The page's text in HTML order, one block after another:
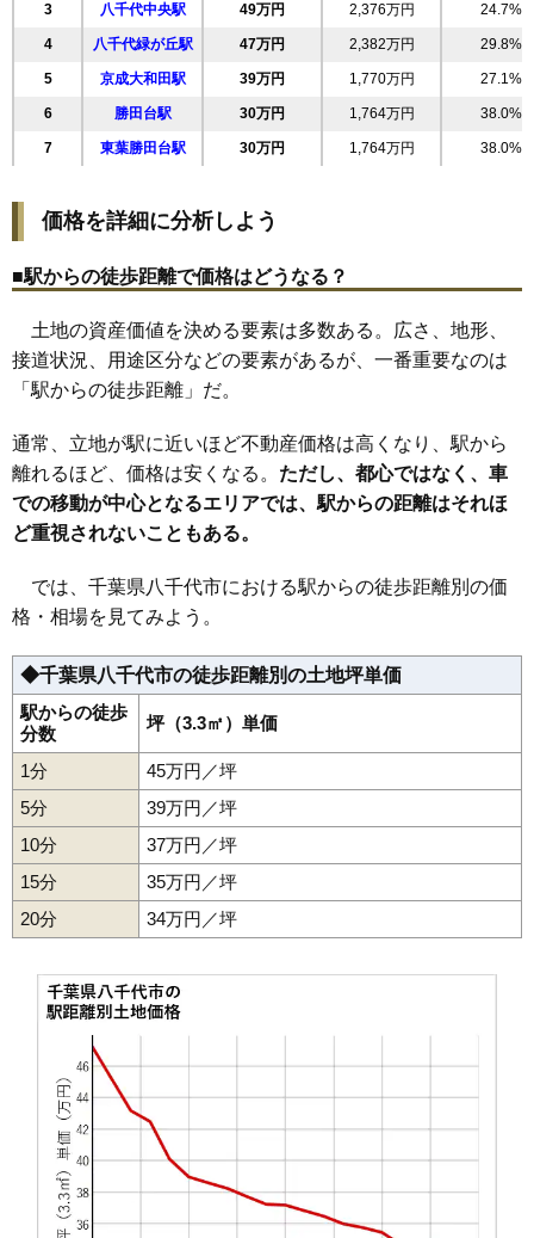
21 麦丸 22万円 1,061万円 20.7%
22 吉橋 21万円 1,728万円 12.1%
23 勝田 16万円 1,533万円 27.0%
24 大学町 15万円 1,206万円 14.9%
25 下高野 13万円 1,019万円 22.7%
27 桑橋 12万円
29 神野 9.5万円 626万円 5.9%
30 米本 8.6万円 1,062万円 10.0%
3 八千代中央駅 49万円 2,376万円 24.7%
4 八千代緑が丘駅 47万円 2,382万円 29.8%
5 京成大和田駅 39万円 1,770万円 27.1%
6 勝田台駅 30万円 1,764万円 38.0%
7 東葉勝田台駅 30万円 1,764万円 38.0%
価格を詳細に分析しよう
■駅からの徒歩距離で価格はどうなる？
土地の資産価値を決める要素は多数ある。広さ、地形、
接道状況、用途区分などの要素があるが、一番重要なのは
「駅からの徒歩距離」だ。
通常、立地が駅に近いほど不動産価格は高くなり、駅から
離れるほど、価格は安くなる。 ただし、都心ではなく、車
での移動が中心となるエリアでは、駅からの距離はそれほ
ど重視されないこともある。
では、千葉県八千代市における駅からの徒歩距離別の価
格・相場を見てみよう。
◆千葉県八千代市の徒歩距離別の土地坪単価
駅からの徒歩
分数
坪（3.3㎡）単価
1分
45万円／坪
5分
39万円／坪
10分
37万円／坪
15分
35万円／坪
20分
34万円／坪